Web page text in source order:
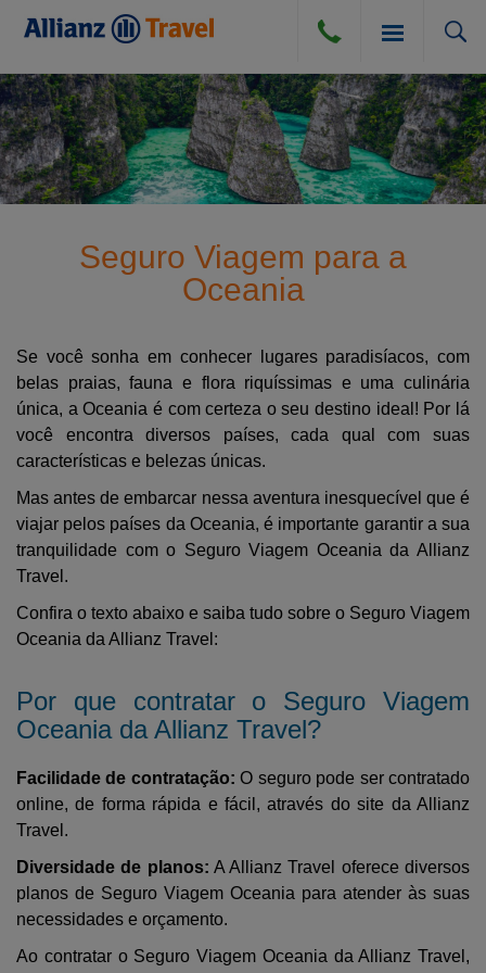
SEGURO VIAGEM
SEGURO VIAGEM TERRESTRE
CANCELAMENTO POR DIVERSAS CAUSAS
BLOG
COMPRA DE CÂMBIO
PERGUNTAS FREQUENTES
VIAGEM
SAÚDE E
CUIDADOS
ATENDIMENTO
ATENDIMENTO
INSTITUCIONAL
MINHA CONTA
Seguro Viagem para a
Oceania
Se você sonha em conhecer lugares paradisíacos, com
belas praias, fauna e flora riquíssimas e uma culinária
única, a Oceania é com certeza o seu destino ideal! Por lá
você encontra diversos países, cada qual com suas
características e belezas únicas.
Mas antes de embarcar nessa aventura inesquecível que é
viajar pelos países da Oceania, é importante garantir a sua
tranquilidade com o Seguro Viagem Oceania da Allianz
Travel.
Confira o texto abaixo e saiba tudo sobre o Seguro Viagem
Oceania da Allianz Travel:
Por que contratar o Seguro Viagem
Oceania da Allianz Travel?
Facilidade de contratação: O seguro pode ser contratado
online, de forma rápida e fácil, através do site da Allianz
Travel.
Diversidade de planos: A Allianz Travel oferece diversos
planos de Seguro Viagem Oceania para atender às suas
necessidades e orçamento.
Ao contratar o Seguro Viagem Oceania da Allianz Travel,